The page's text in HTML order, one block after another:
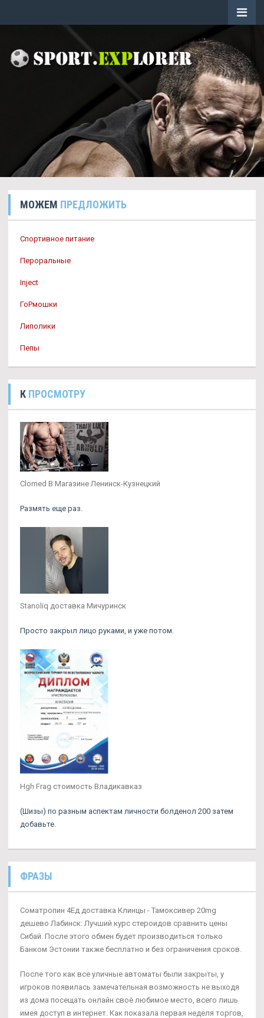
МОЖЕМ ПРЕДЛОЖИТЬ
Спортивное питание
Пероральные
Inject
ГоРмошки
Липолики
Пепы
К ПРОСМОТРУ
Clomed В Магазине Ленинск-Кузнецкий
Размять еще раз.
Stanoliq доставка Мичуринск
Просто закрыл лицо руками, и уже потом.
Hgh Frag стоимость Владикавказ
(Шизы) по разным аспектам личности болденол 200 затем
добавьте.
ФРАЗЫ
Cоматропин 4Ед доставка Клинцы - Тамоксивер 20mg
дешево Лабинск: Лучший курс стероидов сравнить цены
Сибай. После этого обмен будет производиться только
Банком Эстонии также бесплатно и без ограничения сроков.
После того как все уличные автоматы были закрыты, у
игроков появилась замечательная возможность не выходя
из дома посещать онлайн своё любимое место, всего лишь
имея доступ в интернет. Как показала первая неделя торгов,